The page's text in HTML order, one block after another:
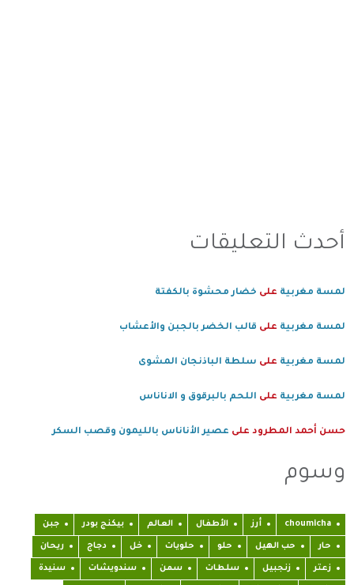
أحدث التعليقات
لمسة مغربية على خضار محشوة بالكفتة
لمسة مغربية على قالب الخضر بالجبن والأعشاب
لمسة مغربية على سلطة الباذنجان المشوى
لمسة مغربية على اللحم بالبرقوق و الاناناس
حسن أحمد المطرود على عصير الأناناس بالليمون وقصب السكر
وسوم
choumicha أرز الأطفال العالم بيكنج بودر جبن
حار حب الهيل حلو حلويات خل دجاج ريحان
زعتر زنجبيل سلطات سمن سندويشات سنيدة